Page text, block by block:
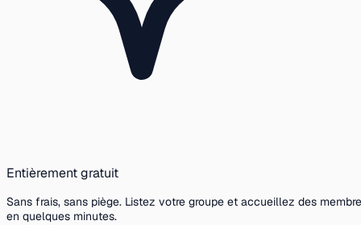
Entièrement gratuit
Sans frais, sans piège. Listez votre groupe et accueillez des
en quelques minutes.